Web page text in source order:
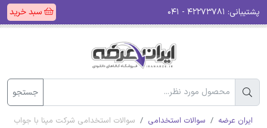
پشتیبانی: سبد خرید
جستجو
ایران عرضه سوالات استخدامی سوالات استخدامی شرکت مپنا با جواب